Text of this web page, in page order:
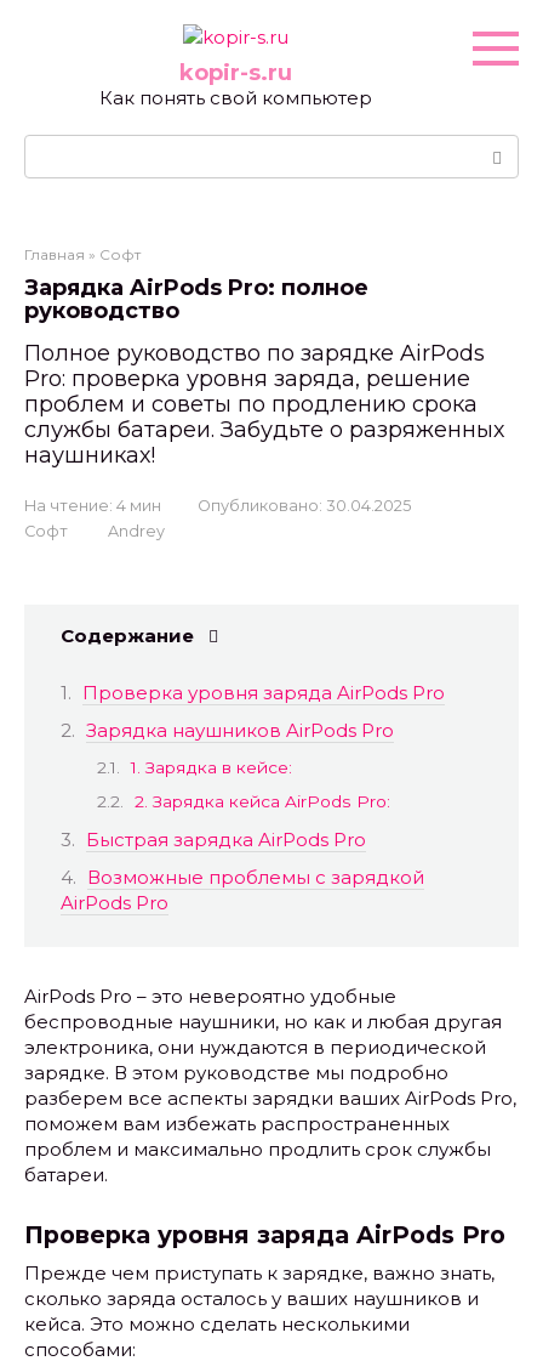
kopir-s.ru
Как понять свой компьютер
Главная » Софт
Зарядка AirPods Pro: полное
руководство
Полное руководство по зарядке AirPods
Pro: проверка уровня заряда, решение
проблем и советы по продлению срока
службы батареи. Забудьте о разряженных
наушниках!
На чтение: 4 мин Опубликовано: 30.04.2025
Софт
Andrey
Содержание
Проверка уровня заряда AirPods Pro
Зарядка наушников AirPods Pro
1. Зарядка в кейсе:
2. Зарядка кейса AirPods Pro:
Быстрая зарядка AirPods Pro
Возможные проблемы с зарядкой
AirPods Pro
AirPods Pro – это невероятно удобные
беспроводные наушники, но как и любая другая
электроника, они нуждаются в периодической
зарядке. В этом руководстве мы подробно
разберем все аспекты зарядки ваших AirPods Pro,
поможем вам избежать распространенных
проблем и максимально продлить срок службы
батареи.
Проверка уровня заряда AirPods Pro
Прежде чем приступать к зарядке, важно знать,
сколько заряда осталось у ваших наушников и
кейса. Это можно сделать несколькими
способами: